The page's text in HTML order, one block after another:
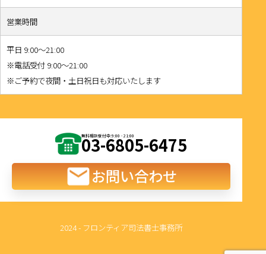
営業時間
平日 9:00～21:00
※電話受付 9:00～21:00
※ご予約で夜間・土日祝日も対応いたします
03-6805-6475
お問い合わせ
2024 - フロンティア司法書士事務所